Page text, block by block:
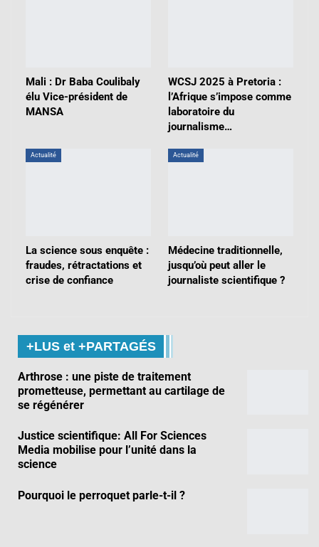
Mali : Dr Baba Coulibaly
élu Vice-président de
MANSA
WCSJ 2025 à Pretoria :
l’Afrique s’impose comme
laboratoire du
journalisme…
Actualité
La science sous enquête :
fraudes, rétractations et
crise de confiance
Actualité
Médecine traditionnelle,
jusqu’où peut aller le
journaliste scientifique ?
+LUS et +PARTAGÉS
Arthrose : une piste de traitement
prometteuse, permettant au cartilage de
se régénérer
Justice scientifique: All For Sciences
Media mobilise pour l’unité dans la
science
Pourquoi le perroquet parle-t-il ?